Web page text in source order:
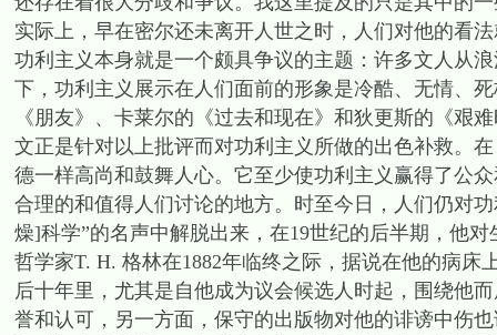
实际上，早在密尔还未离开人世之时，人们对他的看
功利主义本身就是一个颇具争议的主题：许多文人从
下，功利主义展示在人们面前的形象是冷酷、无情、
《朋友》、卡莱尔的《过去和现在》和狄更斯的《艰
文正是针对以上批评而对功利主义所做的出色补救。
德一样高尚和鼓舞人心。它至少使功利主义赢得了公
合理的和值得人们讨论的地方。时至今日，人们仍对
燥]科学”的名声中解脱出来，在19世纪的后半期，他
哲学家T. H. 格林在1882年临终之际，据说在他的病
后十年里，尤其是自他成为议会候选人时起，围绕他
誉和认可，另一方面，保守的出版物对他的诽谤中伤